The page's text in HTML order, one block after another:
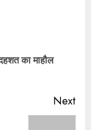
का माहौल
Next